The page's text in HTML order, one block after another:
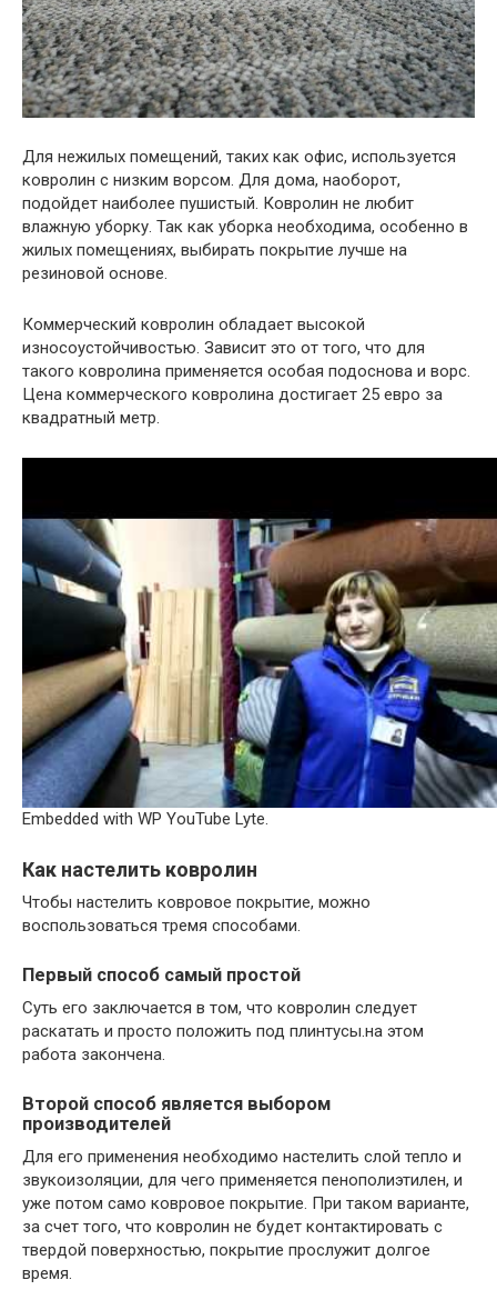
Для нежилых помещений, таких как офис, используется
ковролин с низким ворсом. Для дома, наоборот,
подойдет наиболее пушистый. Ковролин не любит
влажную уборку. Так как уборка необходима, особенно в
жилых помещениях, выбирать покрытие лучше на
резиновой основе.
Коммерческий ковролин обладает высокой
износоустойчивостью. Зависит это от того, что для
такого ковролина применяется особая подоснова и ворс.
Цена коммерческого ковролина достигает 25 евро за
квадратный метр.
Embedded with WP YouTube Lyte.
Как настелить ковролин
Чтобы настелить ковровое покрытие, можно
воспользоваться тремя способами.
Первый способ самый простой
Суть его заключается в том, что ковролин следует
раскатать и просто положить под плинтусы.на этом
работа закончена.
Второй способ является выбором
производителей
Для его применения необходимо настелить слой тепло и
звукоизоляции, для чего применяется пенополиэтилен, и
уже потом само ковровое покрытие. При таком варианте,
за счет того, что ковролин не будет контактировать с
твердой поверхностью, покрытие прослужит долгое
время.